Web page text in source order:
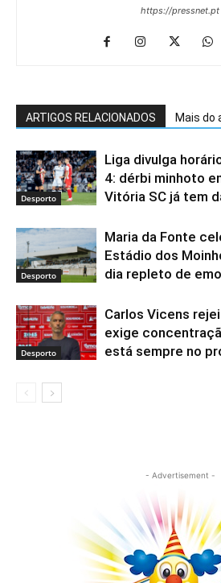
https://pressnet.pt
ARTIGOS RELACIONADOS Mais do
Desporto
Liga divulga
4: dérbi minhoto
Vitória SC já tem
Desporto
Maria da Fonte
Estádio dos
dia repleto de
Desporto
Carlos Vicens
exige
está sempre no
- Advertisement -